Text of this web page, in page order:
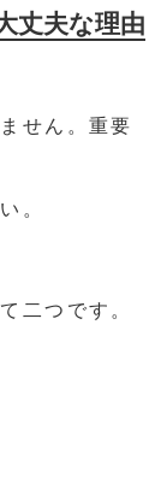
丈夫な理由
せん。重要
。
二つです。